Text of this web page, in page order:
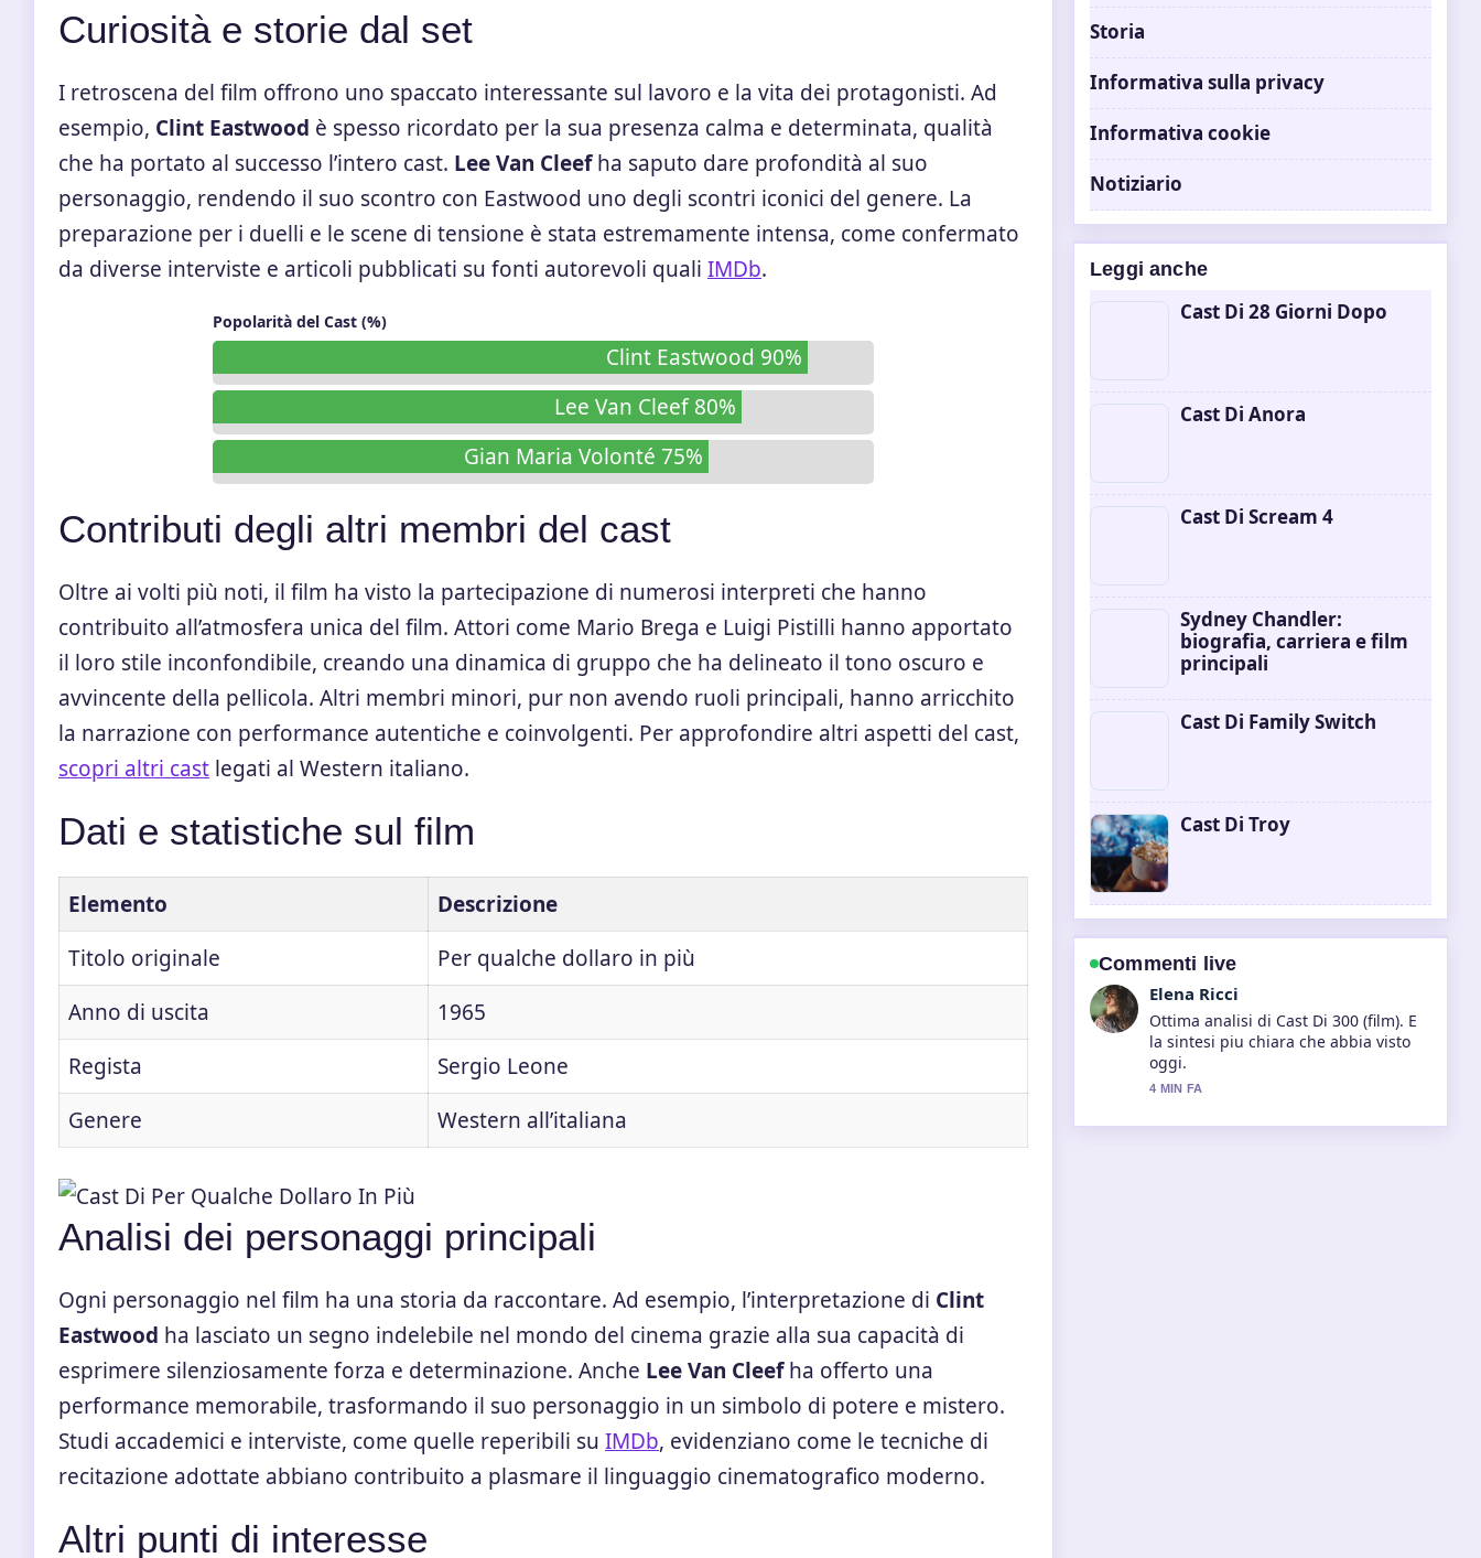
Curiosità e storie dal set
I retroscena del film offrono uno spaccato interessante sul lavoro e la vita dei protagonisti. Ad
esempio, Clint Eastwood è spesso ricordato per la sua presenza calma e determinata, qualità
che ha portato al successo l’intero cast. Lee Van Cleefha saputo dare profondità al suo
personaggio, rendendo il suo scontro con Eastwood uno degli scontri iconici del genere. La
preparazione per i duelli e le scene di tensione è stata estremamente intensa, come confermato
da diverse interviste e articoli pubblicati su fonti autorevoli quali IMDb.
Popolarità del Cast (%)
Clint Eastwood 90%
Lee Van Cleef 80%
Gian Maria Volonté 75%
Contributi degli altri membri del cast
Oltre ai volti più noti, il film ha visto la partecipazione di numerosi interpreti che hanno
contribuito all’atmosfera unica del film. Attori come Mario Brega e Luigi Pistilli hanno apportato
il loro stile inconfondibile, creando una dinamica di gruppo che ha delineato il tono oscuro e
avvincente della pellicola. Altri membri minori, pur non avendo ruoli principali, hanno arricchito
la narrazione con performance autentiche e coinvolgenti. Per approfondire altri aspetti del cast,
scopri altri cast legati al Western italiano.
Dati e statistiche sul film
Elemento
Descrizione
Titolo originale
Per qualche dollaro in più
Anno di uscita
1965
Regista
Sergio Leone
Genere
Western all’italiana
Analisi dei personaggi principali
Ogni personaggio nel film ha una storia da raccontare. Ad esempio, l’interpretazione di Clint
Eastwood ha lasciato un segno indelebile nel mondo del cinema grazie alla sua capacità di
esprimere silenziosamente forza e determinazione. Anche Lee Van Cleefha offerto una
performance memorabile, trasformando il suo personaggio in un simbolo di potere e mistero.
Studi accademici e interviste, come quelle reperibili su IMDb, evidenziano come le tecniche di
recitazione adottate abbiano contribuito a plasmare il linguaggio cinematografico moderno.
Altri punti di interesse
Storia
Informativa sulla privacy
Informativa cookie
Notiziario
Leggi anche
Cast Di 28 Giorni Dopo
Cast Di Anora
Cast Di Scream 4
Sydney Chandler:
biografia, carriera e film
principali
Cast Di Family Switch
Cast Di Troy
Commenti live
Elena Ricci
Ottima analisi di Cast Di 300 (film). E
la sintesi piu chiara che abbia visto
oggi.
4 MIN FA